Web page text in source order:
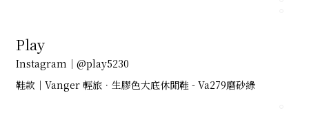
Play
Instagram｜@play5230
鞋款｜Vanger 輕旅．生膠色大底休閒鞋 - Va279磨砂綠